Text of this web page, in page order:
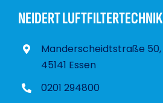
NEIDERT LUFTFILTERTECHNIK
Manderscheidtstraße 50,
45141 Essen
0201 294800